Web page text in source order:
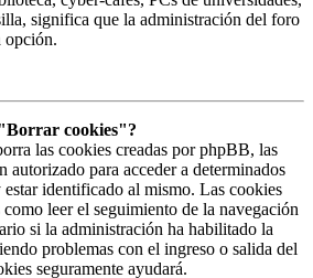
significa que la administración del foro
opción.
cookies"?
las cookies creadas por phpBB, las
autorizado para acceder a determinados
identificado al mismo. Las cookies
leer el seguimiento de la navegación
si la administración ha habilitado la
problemas con el ingreso o salida del
seguramente ayudará.